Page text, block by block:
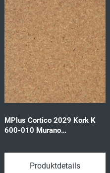
MPlus Cortico 2029 Kork K
600-010 Murano
Produktdetails